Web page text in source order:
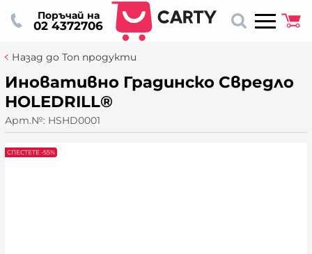
02 4372706
Поръчай на
Назад до Топ продукти
Иновативно Градинско Свредло
HOLEDRILL®
Арт.№: HSHD0001
СПЕСТЕТЕ -55%